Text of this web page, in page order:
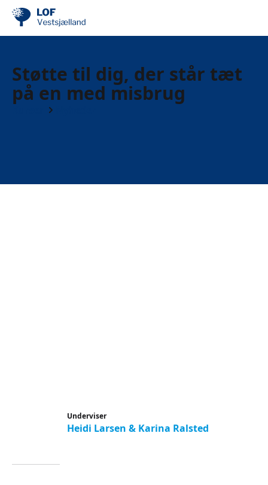
Støtte til dig, der står tæt
på en med misbrug
Underviser
Heidi Larsen & Karina Ralsted